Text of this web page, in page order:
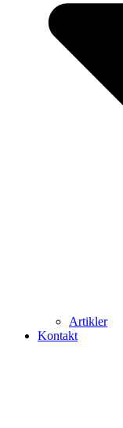
Artikler
Kontakt